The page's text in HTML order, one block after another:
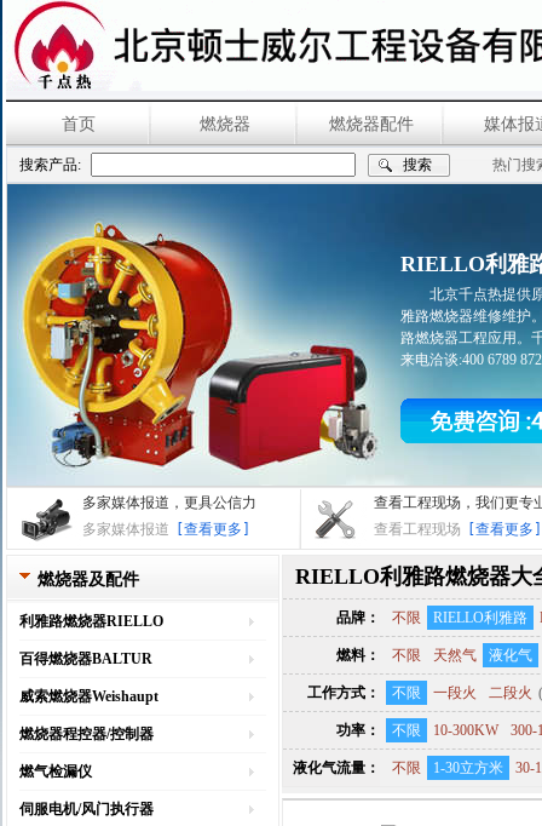
首页 燃烧器 燃烧器配件 媒体报
搜索产品: 热门搜
RIELLO利雅
北京千点热提供
雅路燃烧器维修维护
路燃烧器工程应用。
来电洽谈:400 6789
多家媒体报道，更具公信力
多家媒体报道
[查看更多]
查看工程现场，我们更专
查看工程现场
[查看更多]
燃烧器及配件
利雅路燃烧器RIELLO
百得燃烧器BALTUR
威索燃烧器Weishaupt
燃烧器程控器/控制器
燃气检漏仪
伺服电机/风门执行器
RIELLO利雅路燃烧器大
品牌： 不限 RIELLO利雅路
燃料： 不限 天然气 液化气
工作方式： 不限 一段火 二段火 (
功率： 不限 10-300KW 300-
液化气流量： 不限 1-30立方米 30-